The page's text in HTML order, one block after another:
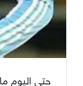
حتى اليوم